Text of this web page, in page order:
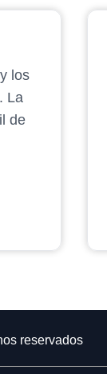
los
La
de
reservados